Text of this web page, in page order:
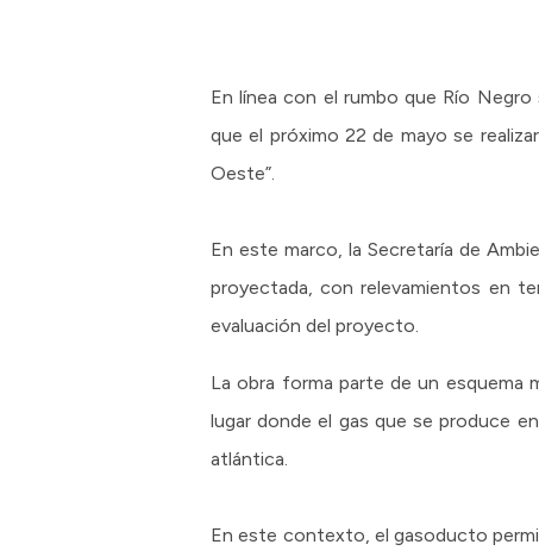
En línea con el rumbo que Río
que el próximo 22 de mayo se
Oeste”.
En este marco, la Secretaría de
proyectada, con relevamientos en
evaluación del proyecto.
La obra forma parte de un esquema
lugar donde el gas que se produce
atlántica.
En este contexto, el gasoducto